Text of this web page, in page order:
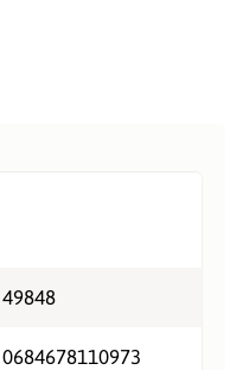
49848
0684678110973